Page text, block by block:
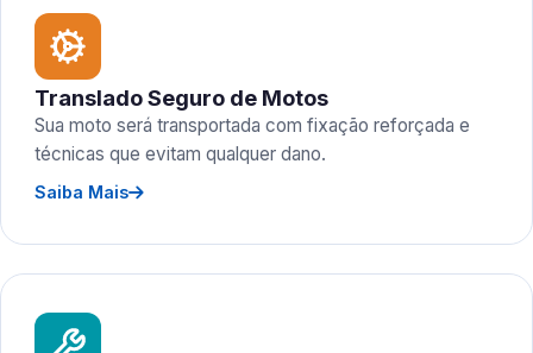
Translado Seguro de Motos
Sua moto será transportada com fixação reforçada e
técnicas que evitam qualquer dano.
Saiba Mais